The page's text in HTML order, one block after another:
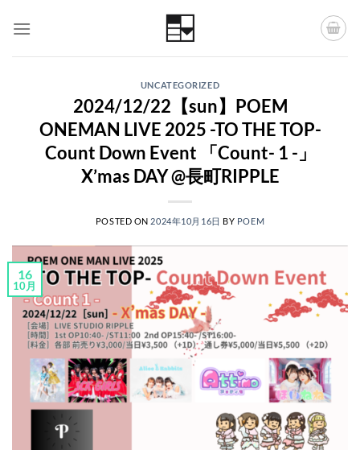
UNCATEGORIZED
2024/12/22【sun】POEM
ONEMAN LIVE 2025 -TO THE TOP-
Count Down Event 「Count- 1 -」
X’mas DAY @長町RIPPLE
POSTED ON 2024年10月16日 BY POEM
16
10月